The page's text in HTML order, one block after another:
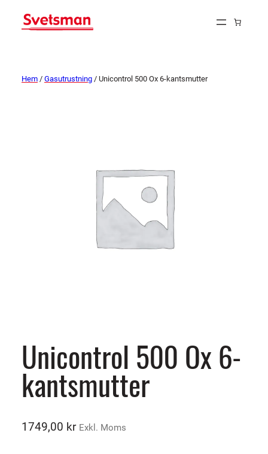
Hem / Gasutrustning / Unicontrol 500 Ox 6-kantsmutter
Unicontrol 500 Ox 6-
kantsmutter
1749,00 kr Exkl. Moms